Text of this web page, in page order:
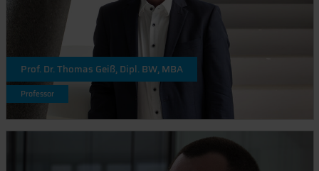
Prof. Dr. Thomas Geiß, Dipl. BW, MBA
Professor